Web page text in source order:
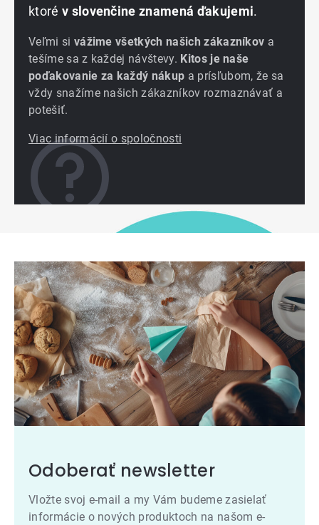
ktoré v slovenčine znamená ďakujemi.
Veľmi si vážime všetkých našich zákazníkov a
tešíme sa z každej návštevy. Kitos je naše
poďakovanie za každý nákup a prísľubom, že sa
vždy snažíme našich zákazníkov rozmaznávať a
potešiť.
Viac informácií o spoločnosti
Odoberať newsletter
Vložte svoj e-mail a my Vám budeme zasielať
informácie o nových produktoch na našom e-